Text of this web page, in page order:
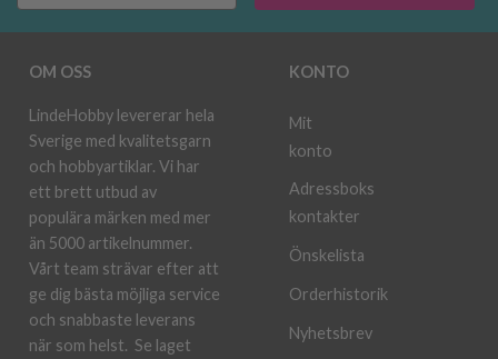
OM OSS
LindeHobby levererar hela
Sverige med kvalitetsgarn
och hobbyartiklar. Vi har
ett brett utbud av
populära märken med mer
än 5000 artikelnummer.
Vårt team strävar efter att
ge dig bästa möjliga service
och snabbaste leverans
när som helst. Se laget
KONTO
Mit
konto
Adressboks
kontakter
Önskelista
Orderhistorik
Nyhetsbrev